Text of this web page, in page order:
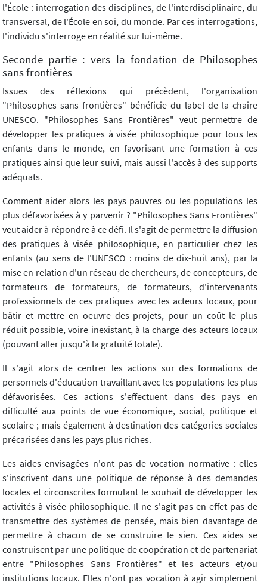
l'École : interrogation des disciplines, de l'interdisciplinaire, du
transversal, de l'École en soi, du monde. Par ces interrogations,
l'individu s'interroge en réalité sur lui-même.
Seconde partie : vers la fondation de Philosophes
sans frontières
Issues des réflexions qui précèdent, l'organisation
"Philosophes sans frontières" bénéficie du label de la chaire
UNESCO. "Philosophes Sans Frontières" veut permettre de
développer les pratiques à visée philosophique pour tous les
enfants dans le monde, en favorisant une formation à ces
pratiques ainsi que leur suivi, mais aussi l'accès à des supports
adéquats.
Comment aider alors les pays pauvres ou les populations les
plus défavorisées à y parvenir ? "Philosophes Sans Frontières"
veut aider à répondre à ce défi. Il s'agit de permettre la diffusion
des pratiques à visée philosophique, en particulier chez les
enfants (au sens de l'UNESCO : moins de dix-huit ans), par la
mise en relation d'un réseau de chercheurs, de concepteurs, de
formateurs de formateurs, de formateurs, d'intervenants
professionnels de ces pratiques avec les acteurs locaux, pour
bâtir et mettre en oeuvre des projets, pour un coût le plus
réduit possible, voire inexistant, à la charge des acteurs locaux
(pouvant aller jusqu'à la gratuité totale).
Il s'agit alors de centrer les actions sur des formations de
personnels d'éducation travaillant avec les populations les plus
défavorisées. Ces actions s'effectuent dans des pays en
difficulté aux points de vue économique, social, politique et
scolaire ; mais également à destination des catégories sociales
précarisées dans les pays plus riches.
Les aides envisagées n'ont pas de vocation normative : elles
s'inscrivent dans une politique de réponse à des demandes
locales et circonscrites formulant le souhait de développer les
activités à visée philosophique. Il ne s'agit pas en effet pas de
transmettre des systèmes de pensée, mais bien davantage de
permettre à chacun de se construire le sien. Ces aides se
construisent par une politique de coopération et de partenariat
entre "Philosophes Sans Frontières" et les acteurs et/ou
institutions locaux. Elles n'ont pas vocation à agir simplement